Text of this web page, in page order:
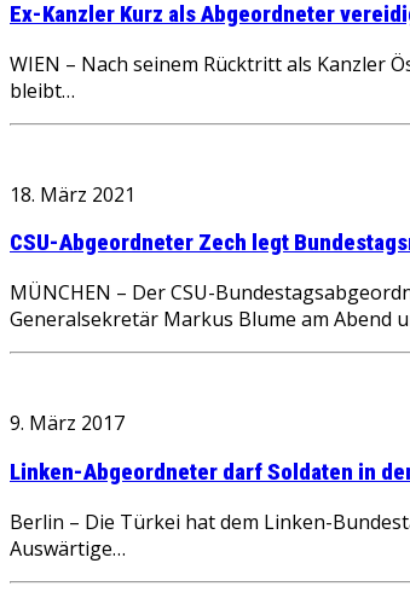
Ex-Kanzler Kurz als Abgeordneter
WIEN – Nach seinem Rücktritt als Kanzler
bleibt…
18. März 2021
CSU-Abgeordneter Zech legt
MÜNCHEN – Der CSU-
Generalsekretär Markus Blume am Abend
9. März 2017
Linken-Abgeordneter darf Soldaten in
Berlin – Die Türkei hat dem Linken-
Auswärtige…